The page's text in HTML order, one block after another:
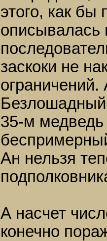
этого, как бы
описывалась
заскоки не
Безлошадный
35-м медведь
Ан нельзя
А насчет
конечно